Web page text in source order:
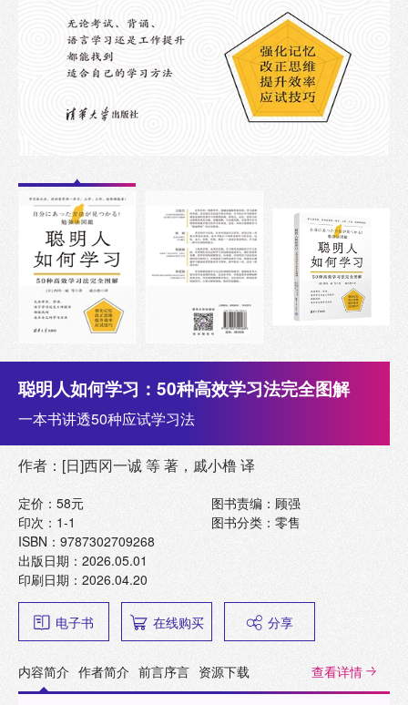
聪明人如何学习：50种高效学习法完全图解
一本书讲透50种应试学习法
作者：[日]西冈一诚 等 著，戚小橹 译
定价：58元
印次：1-1
ISBN：9787302709268
出版日期：2026.05.01
印刷日期：2026.04.20
图书责编：顾强
图书分类：零售
电子书 在线购买 分享
内容简介 作者简介 前言序言 资源下载 查看详情